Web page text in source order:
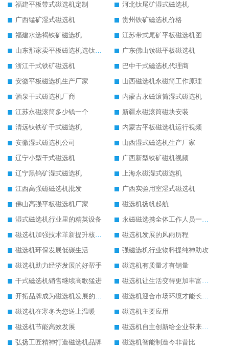
福建平板带式磁选机定制
河北钛尾矿湿式磁选机
广西锰矿湿式磁选机
贵州铁矿磁选机价格
福建水选褐铁矿磁选机
江苏带式尾矿平板磁选机图
山东那家卖平板磁选机选钛矿用
广东佛山钕磁平板磁选机
浙江干式铁矿磁选机
巴中干式磁选机代理商
安徽平板磁选机生产厂家
山西磁选机永磁筒工作原理
酒泉干式磁选机厂商
内蒙古永磁滚筒湿式磁选机
江苏永磁滚筒多少钱一个
新疆永磁滚筒磁块安装
清远钛铁矿干式磁选机
内蒙古平板磁选机运行视频
安徽湿式磁选机公司
山西湿式磁选机生产厂家
辽宁小型干式磁选机
广西新型铁矿磁机视频
辽宁黑钨矿湿式磁选机
上海永磁湿式磁选机
江西高强磁磁选机批发
广西实验用室湿式磁选机
佛山高强平板磁选机厂家
磁选机扬帆起航
湿式磁选机行业里的精英设备
永磁磁选携全体工作人员一起闯
磁选机加强技术革新提升核心竞争力
磁选机发展的风雨历程
磁选机环保发展低碳生活
强磁选机行业物料提纯神助攻
磁选机助力经济发展的好帮手
磁选机有质量才有销量
干式磁选机销售继续高歌猛进
磁选机让生活变得更加丰富多彩
开拓品牌成为磁选机发展的有效武器
磁选机迎合市场环境才能长远发展
磁选机在寒冬为您送上温暖
磁选机主要应用
磁选机节能高效发展
磁选机自主创新给企业带来了阳光
弘扬工匠精神打造磁选机品牌
磁选机智能制造今非昔比